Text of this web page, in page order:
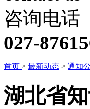
咨询电话
027-
首页 > 最新动态 > 通知
湖北省